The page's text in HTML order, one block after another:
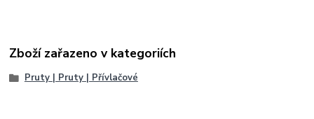
Zboží zařazeno v kategoriích
Pruty | Pruty | Přívlačové